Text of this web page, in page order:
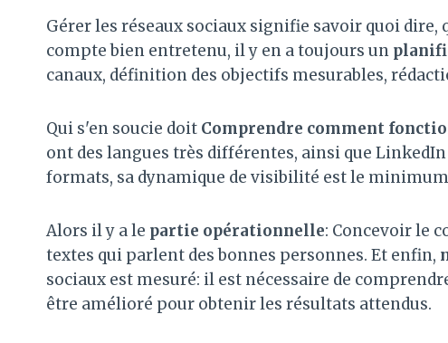
Gérer les réseaux sociaux signifie savoir quoi
compte bien entretenu, il y en a toujours un
canaux, définition des objectifs mesurables,
Qui s'en soucie doit Comprendre comment
ont ​​des langues très différentes, ainsi que
formats, sa dynamique de visibilité est le
Alors il y a le partie opérationnelle: Concevoir le
textes qui parlent des bonnes personnes. Et enfin,
sociaux est mesuré: il est nécessaire de
être amélioré pour obtenir les résultats attendus.